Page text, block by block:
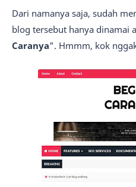
Dari namanya saja, sudah
blog tersebut hanya dinamai
Caranya". Hmmm, kok